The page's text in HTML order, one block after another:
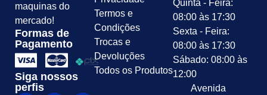
maquinas do
mercado!
Formas de
Pagamento
Siga nossos
perfis
Termos e
Condições
Trocas e
Devoluções
Todos os Produtos
Quinta - Feira:
08:00 às 17:30
Sexta - Feira:
08:00 às 17:30
Sábado: 08:00 às
12:00
Avenida